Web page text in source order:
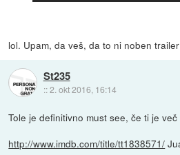
lol. Upam, da veš, da to ni noben
St235
::2. okt 2016, 16:14
Tole je definitivno must see, če ti je
http://www.imdb.com/title/tt1838571/